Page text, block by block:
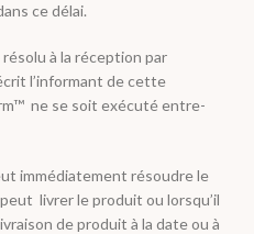
ce délai.
à la réception par
l’informant de cette
ne se soit exécuté entre-
immédiatement résoudre le
livrer le produit ou lorsqu’il
de produit à la date ou à